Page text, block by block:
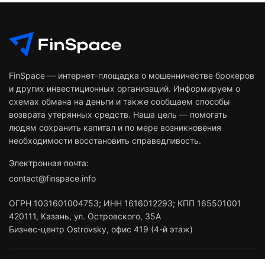
FinSpace — интернет-площадка о мошенничестве брокеров
и других инвестиционных организаций. Информируем о
схемах обмана на деньги и также сообщаем способы
возврата утерянных средств. Наша цель — помогать
людям сохранить капитал и по мере возникновения
необходимости восстановить справедливость.
Электронная почта:
contact@finspace.info
ОГРН 1031601004753; ИНН 1616012293; КПП 165501001
420111, Казань, ул. Островского, 35А
Бизнес-центр Ostrovsky, офис 419 (4-й этаж)